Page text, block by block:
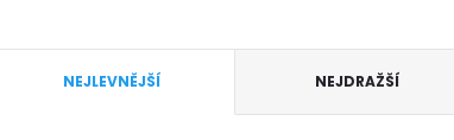
NEJLEVNĚJŠÍ NEJDRAŽŠÍ